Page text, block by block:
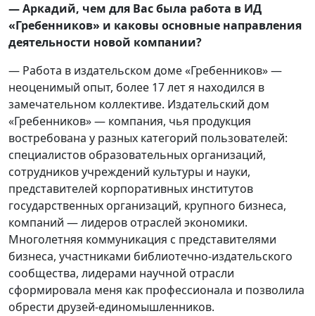
— Аркадий, чем для Вас была работа в ИД
«Гребенников» и каковы основные направления
деятельности новой компании?
— Работа в издательском доме «Гребенников» —
неоценимый опыт, более 17 лет я находился в
замечательном коллективе. Издательский дом
«Гребенников» — компания, чья продукция
востребована у разных категорий пользователей:
специалистов образовательных организаций,
сотрудников учреждений культуры и науки,
представителей корпоративных институтов
государственных организаций, крупного бизнеса,
компаний — лидеров отраслей экономики.
Многолетняя коммуникация с представителями
бизнеса, участниками библиотечно-издательского
сообщества, лидерами научной отрасли
сформировала меня как профессионала и позволила
обрести друзей-единомышленников.